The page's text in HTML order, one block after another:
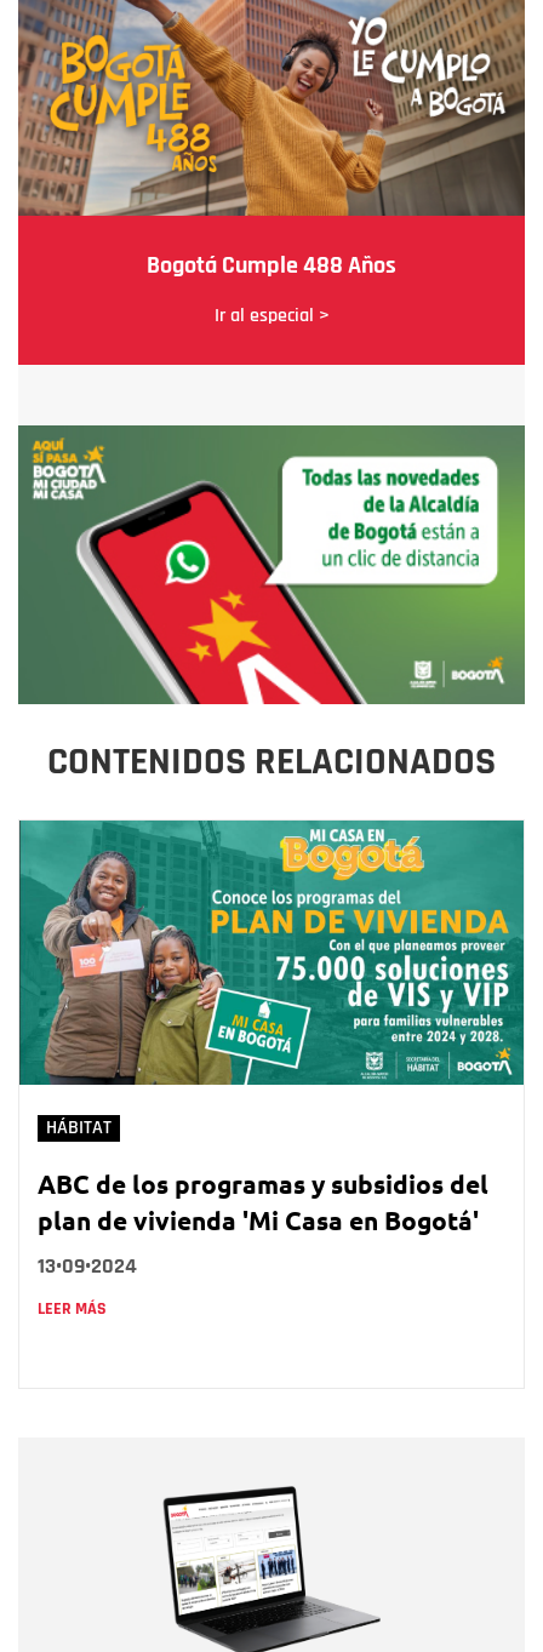
Bogotá Cumple 488 Años
Ir al especial >
CONTENIDOS RELACIONADOS
HÁBITAT
ABC de los programas y subsidios del
plan de vivienda 'Mi Casa en Bogotá'
13•09•2024
LEER MÁS
Correo electrónico
Tipo de comentario